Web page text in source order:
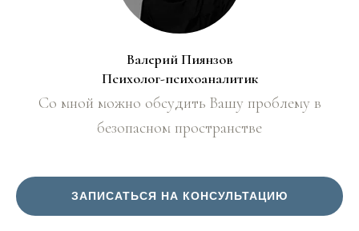
Валерий Пиянзов
Психолог-психоаналитик
Со мной можно обсудить Вашу проблему в
безопасном пространстве
ЗАПИСАТЬСЯ НА КОНСУЛЬТАЦИЮ